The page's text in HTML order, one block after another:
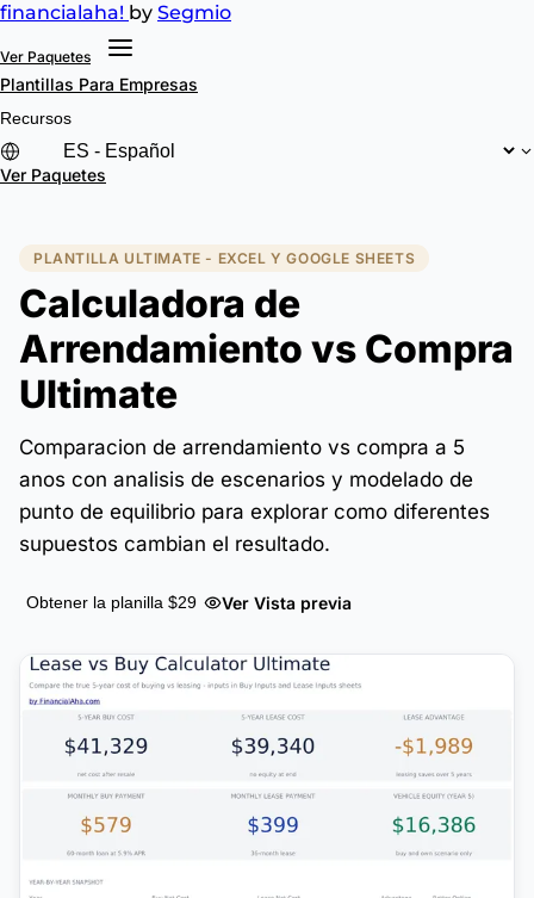
financialaha! by Segmio
Ver Paquetes
Plantillas Para Empresas
Recursos
Ver Paquetes
PLANTILLA ULTIMATE - EXCEL Y GOOGLE SHEETS
Calculadora de
Arrendamiento vs Compra
Ultimate
Comparacion de arrendamiento vs compra a 5
anos con analisis de escenarios y modelado de
punto de equilibrio para explorar como diferentes
supuestos cambian el resultado.
Obtener la planilla $29 Ver Vista previa